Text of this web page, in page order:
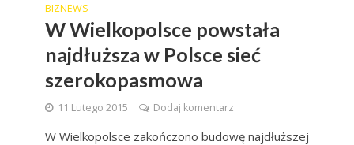
BIZNEWS
W Wielkopolsce powstała
najdłuższa w Polsce sieć
szerokopasmowa
11 Lutego 2015 Dodaj komentarz
W Wielkopolsce zakończono budowę najdłuższej